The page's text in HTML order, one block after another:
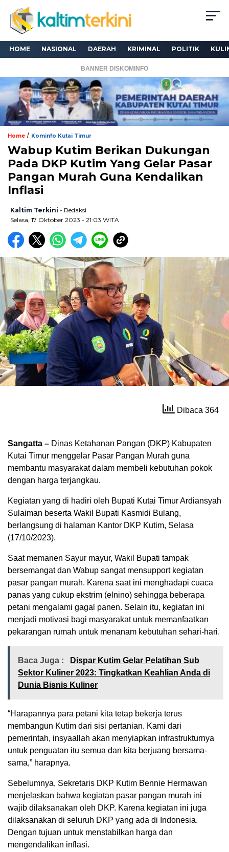
HOME NASIONAL DAERAH KRIMINAL POLITIK
BANNER DISKOMINFO
Home / Kominfo Kutai Timur
Wabup Kutim Berikan Dukungan
Pada DKP Kutim Yang Gelar Pasar
Pangan Murah Guna Kendalikan
Inflasi
Kaltim Terkini - Redaksi
Selasa, 17 Oktober 2023 - 21:03 WITA
Dibaca 364
Sangatta – Dinas Ketahanan Pangan (DKP) Kabupaten
Kutai Timur menggelar Pasar Pangan Murah guna
membantu masyarakat dalam membeli kebutuhan pokok
dengan harga terjangkau.
Kegiatan yang di hadiri oleh Bupati Kutai Timur Ardiansyah
Sulaiman beserta Wakil Bupati Kasmidi Bulang,
berlangsung di halaman Kantor DKP Kutim, Selasa
(17/10/2023).
Saat memanen Sayur mayur, Wakil Bupati tampak
bersemangat dan Wabup sangat mensupport kegiatan
pasar pangan murah. Karena saat ini menghadapi cuaca
panas yang cukup ekstrim (elnino) sehingga beberapa
petani mengalami gagal panen. Selain itu, kegiatan ini
menjadi motivasi bagi masyarakat untuk memanfaatkan
pekarangan rumah untuk menanam kebutuhan sehari-hari.
Baca Juga :
Dispar Kutim Gelar Pelatihan Sub
Sektor Kuliner 2023: Tingkatkan Keahlian Anda di
Dunia Bisnis Kuliner
“Harapannya para petani kita tetap bekerja terus
membangun Kutim dari sisi pertanian. Kami dari
pemerintah, insyaallah akan menyiapkan infrastrukturnya
untuk penguatan itu semua dan kita berjuang bersama-
sama,” harapnya.
Sebelumnya, Sekretaris DKP Kutim Bennie Hermawan
menjelaskan bahwa kegiatan pasar pangan murah ini
wajib dilaksanakan oleh DKP. Karena kegiatan ini juga
dilaksanakan di seluruh DKP yang ada di Indonesia.
Dengan tujuan untuk menstabilkan harga dan
mengendalikan inflasi.